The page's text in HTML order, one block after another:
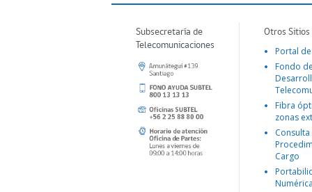
Subsecretaría de
Telecomunicaciones
Otros
Portal
Fondo
Fibra
zonas
Consulta
Cargo